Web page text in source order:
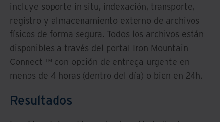
incluye soporte in situ, indexación, transporte,
registro y almacenamiento externo de archivos
físicos de forma segura. Todos los archivos están
disponibles a través del portal Iron Mountain
Connect ™ con opción de entrega urgente en
menos de 4 horas (dentro del día) o bien en 24h.
Resultados